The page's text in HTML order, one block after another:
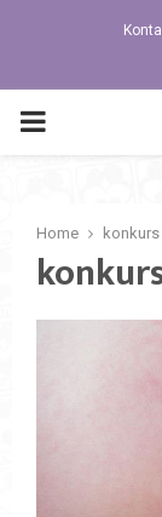
PRIMARY
Home